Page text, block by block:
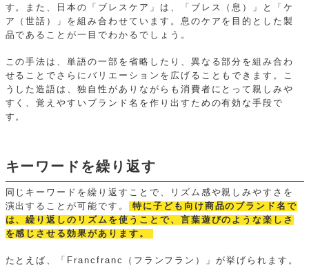
す。また、日本の「ブレスケア」は、「ブレス（息）」と「ケ
ア（世話）」を組み合わせています。息のケアを目的とした製
品であることが一目でわかるでしょう。
この手法は、単語の一部を省略したり、異なる部分を組み合わ
せることでさらにバリエーションを広げることもできます。こ
うした造語は、独自性がありながらも消費者にとって親しみや
すく、覚えやすいブランド名を作り出すための有効な手段で
す。
キーワードを繰り返す
同じキーワードを繰り返すことで、リズム感や親しみやすさを
演出することが可能です。
特に子ども向け商品のブランド名で
は、繰り返しのリズムを使うことで、言葉遊びのような楽しさ
を感じさせる効果があります。
たとえば、「Francfranc（フランフラン）」が挙げられます。